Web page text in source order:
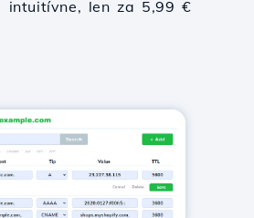
intuitívne, len za 5,99 €